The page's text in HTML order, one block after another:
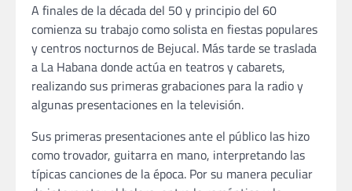
A finales de la década del 50 y principio del 60
comienza su trabajo como solista en fiestas populares
y centros nocturnos de Bejucal. Más tarde se traslada
a La Habana donde actúa en teatros y cabarets,
realizando sus primeras grabaciones para la radio y
algunas presentaciones en la televisión.
Sus primeras presentaciones ante el público las hizo
como trovador, guitarra en mano, interpretando las
típicas canciones de la época. Por su manera peculiar